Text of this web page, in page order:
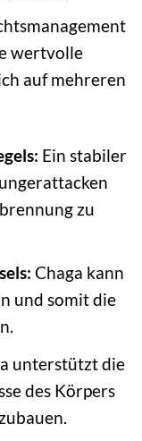
wertvolle
auf mehreren
Ein stabiler
zu
Chaga kann
und somit die
unterstützt die
des Körpers